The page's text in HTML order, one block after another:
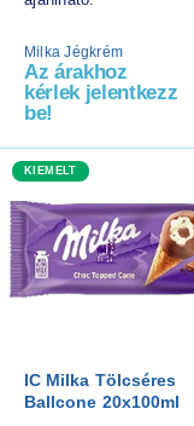
Milka Jégkrém
Az árakhoz
kérlek jelentkezz
be!
KIEMELT
IC Milka Tölcséres
Ballcone 20x100ml